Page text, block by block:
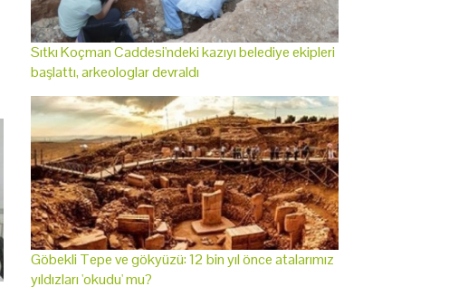
Sıtkı Koçman Caddesi'ndeki kazıyı belediye ekipleri
başlattı, arkeologlar devraldı
Göbekli Tepe ve gökyüzü: 12 bin yıl önce atalarımız
yıldızları 'okudu' mu?